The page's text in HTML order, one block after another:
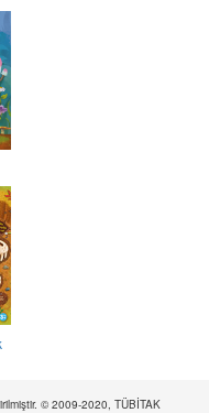
© 2009-2020, TÜBİTAK